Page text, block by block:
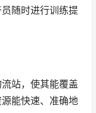
随时进行训练提
站，使其能覆盖
能快速、准确地